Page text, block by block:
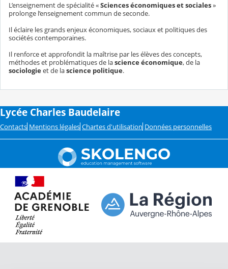
L’enseignement de spécialité «Sciences économiques et sociales»
prolonge l’enseignement commun de seconde.
Il éclaire les grands enjeux économiques, sociaux et politiques des
sociétés contemporaines.
Il renforce et approfondit la maîtrise par les élèves des concepts,
méthodes et problématiques de lascience économique, de la
sociologieet de lascience politique.
Lycée Charles Baudelaire
Contacts Mentions légales Chartes d'utilisation Données personnelles